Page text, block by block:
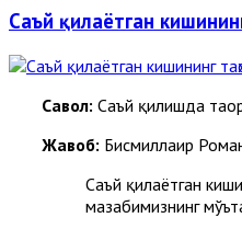
Саъй қилаётган
Cавол: Саъй қилишда
Жавоб: Бисмиллаҳир
Саъй қилаётган
мазҳабимизнинг